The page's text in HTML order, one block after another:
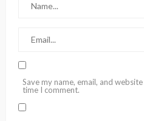
Save my name, email, and
time I comment.